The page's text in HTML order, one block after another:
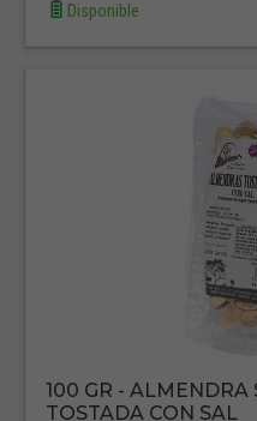
Disponible
100 GR - ALMENDRA
TOSTADA CON SAL